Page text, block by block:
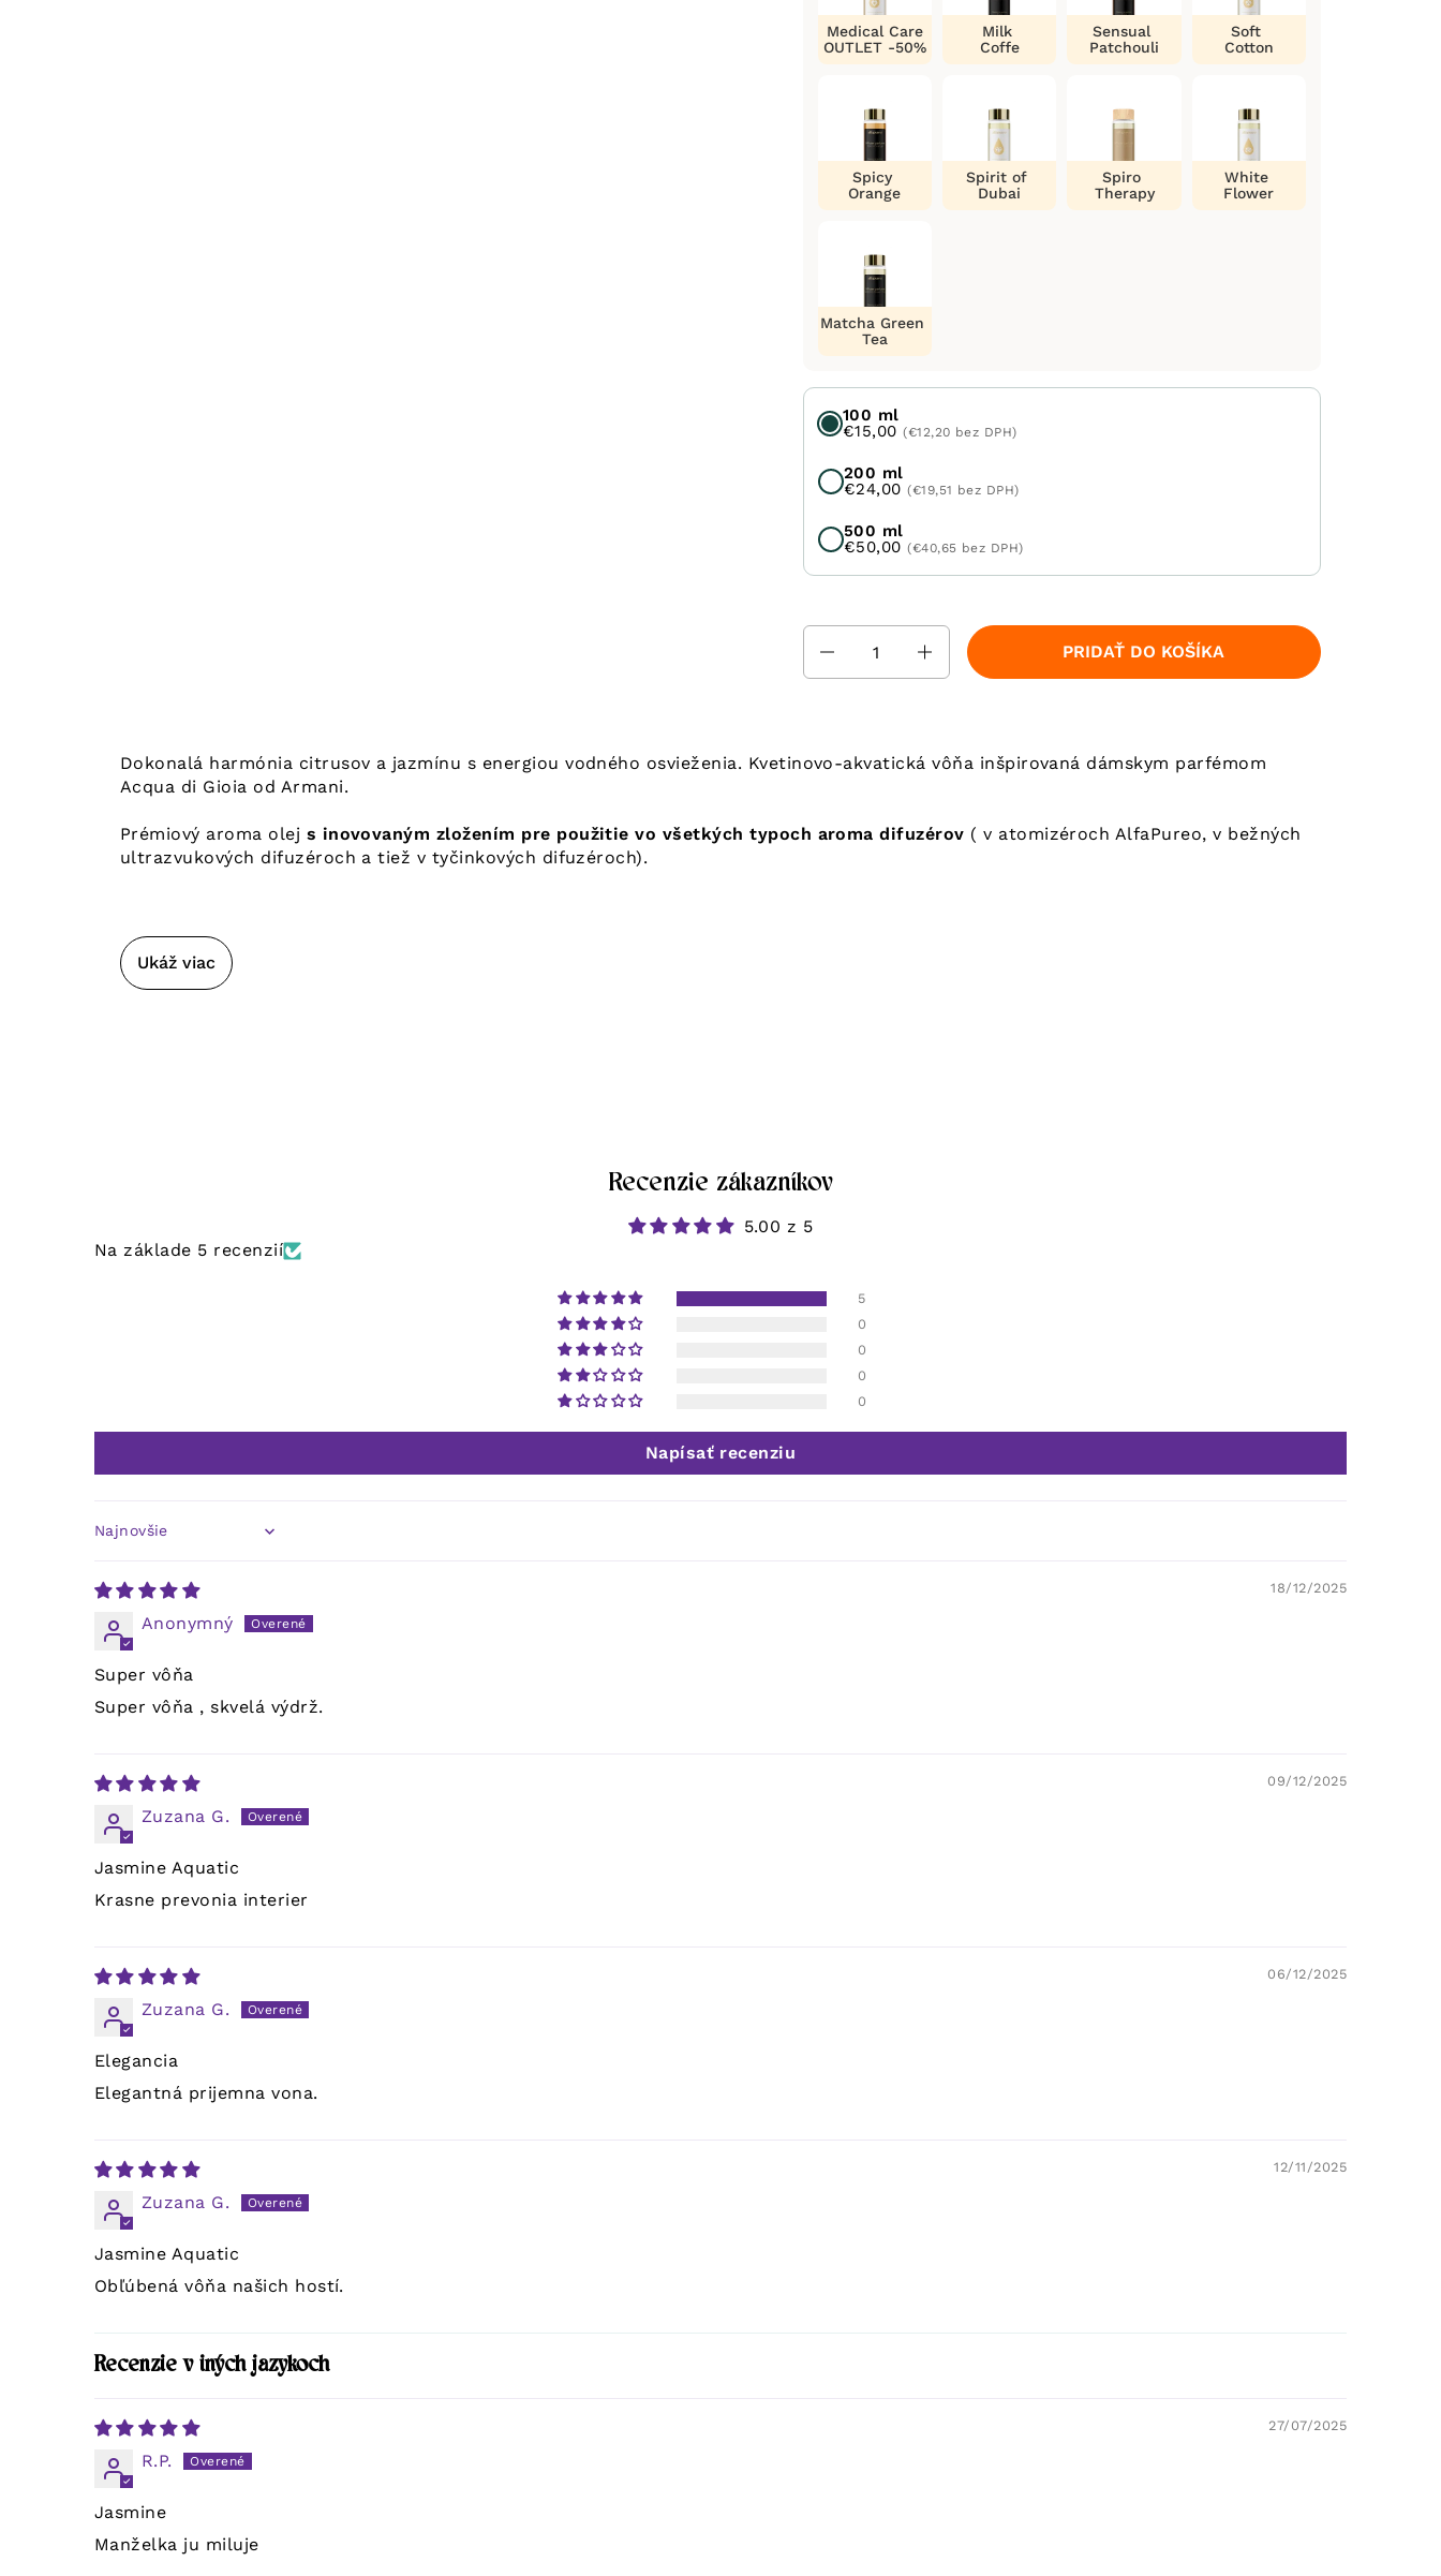
Medical Care
OUTLET -50%
Milk
Coffe
Sensual
Patchouli
Soft
Cotton
Spicy
Orange
Spirit of
Dubai
Spiro
Therapy
White
Flower
Matcha Green
Tea
100 ml
€15,00(€12,20 bez DPH)
200 ml
€24,00(€19,51 bez DPH)
500 ml
€50,00(€40,65 bez DPH)
PRIDAŤ DO KOŠÍKA
Dokonalá harmónia citrusov a jazmínu s energiou vodného osvieženia. Kvetinovo-akvatická vôňa inšpirovaná dámskym parfémom
Acqua di Gioia od Armani.
Prémiový aroma olej s inovovaným zložením pre použitie vo všetkých typoch aroma difuzérov ( v atomizéroch AlfaPureo, v bežných
ultrazvukových difuzéroch a tiež v tyčinkových difuzéroch).
Ukáž viac
Recenzie zákazníkov
5.00 z 5
Na základe 5 recenzií
5
0
0
0
0
Napísať recenziu
Sort by
18/12/2025
Anonymný
Super vôňa
Super vôňa , skvelá výdrž.
09/12/2025
Zuzana G.
Jasmine Aquatic
Krasne prevonia interier
06/12/2025
Zuzana G.
Elegancia
Elegantná prijemna vona.
12/11/2025
Zuzana G.
Jasmine Aquatic
Obľúbená vôňa našich hostí.
Recenzie v iných jazykoch
27/07/2025
R.P.
Jasmine
Manželka ju miluje